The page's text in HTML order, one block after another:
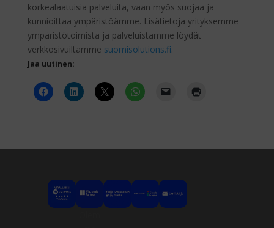
korkealaatuisia palveluita, vaan myös suojaa ja
kunnioittaa ympäristöämme. Lisätietoja yrityksemme
ympäristötoimista ja palveluistamme löydät
verkkosivuiltamme suomisolutions.fi.
Jaa uutinen: